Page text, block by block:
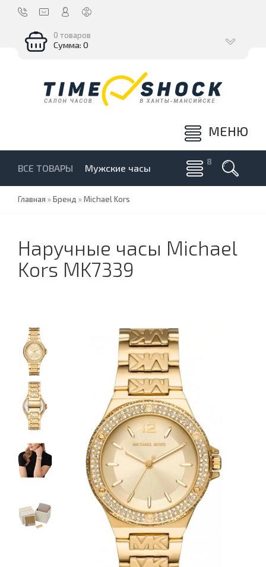
0 товаров
Сумма: 0
МЕНЮ
ВСЕ ТОВАРЫ Мужские часы
Главная »Бренд »Michael Kors
Наручные часы Michael
Kors MK7339